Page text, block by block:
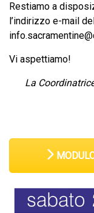
Restiamo a
l’indirizzo e-mail
Vi aspettiamo!
La